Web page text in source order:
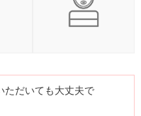
ただいても大丈夫で